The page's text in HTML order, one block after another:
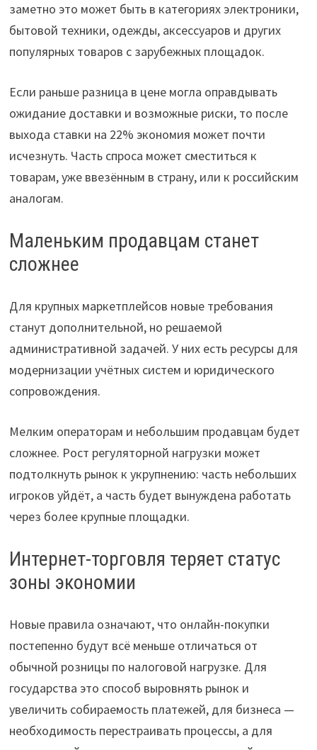
заметно это может быть в категориях электроники,
бытовой техники, одежды, аксессуаров и других
популярных товаров с зарубежных площадок.
Если раньше разница в цене могла оправдывать
ожидание доставки и возможные риски, то после
выхода ставки на 22% экономия может почти
исчезнуть. Часть спроса может сместиться к
товарам, уже ввезённым в страну, или к российским
аналогам.
Маленьким продавцам станет
сложнее
Для крупных маркетплейсов новые требования
станут дополнительной, но решаемой
административной задачей. У них есть ресурсы для
модернизации учётных систем и юридического
сопровождения.
Мелким операторам и небольшим продавцам будет
сложнее. Рост регуляторной нагрузки может
подтолкнуть рынок к укрупнению: часть небольших
игроков уйдёт, а часть будет вынуждена работать
через более крупные площадки.
Интернет-торговля теряет статус
зоны экономии
Новые правила означают, что онлайн-покупки
постепенно будут всё меньше отличаться от
обычной розницы по налоговой нагрузке. Для
государства это способ выровнять рынок и
увеличить собираемость платежей, для бизнеса —
необходимость перестраивать процессы, а для